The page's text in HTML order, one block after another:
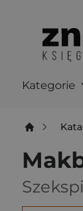
Kategorie